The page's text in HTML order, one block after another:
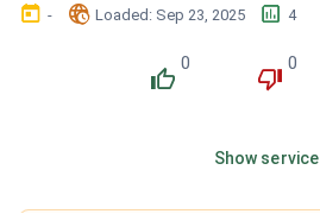
󰃶 - 󱉊 Loaded: Sep 23, 2025 󱕎 4
󰔔
0
󰔒
0
Show service